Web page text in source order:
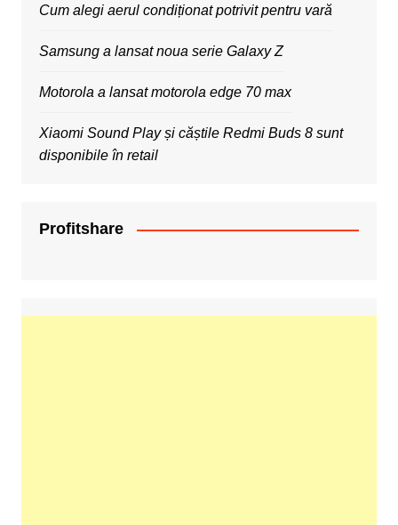
Cum alegi aerul condiționat potrivit pentru vară
Samsung a lansat noua serie Galaxy Z
Motorola a lansat motorola edge 70 max
Xiaomi Sound Play și căștile Redmi Buds 8 sunt
disponibile în retail
Profitshare